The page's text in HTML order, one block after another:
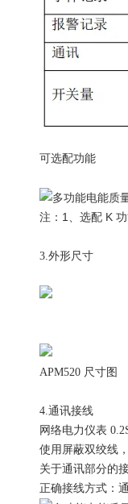
可选配功能
注： 1 、选配 K
3.外形尺寸
APM520 尺寸图
4.通讯接线
网络电力仪表
使用屏蔽双绞线
关于通讯部分的
正确接线方式：